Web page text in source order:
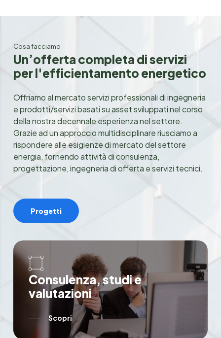
Cosa facciamo
Un’offerta completadiservizi
perl'efficientamento energetico
Offriamo al mercato servizi professionali di ingegneria
e prodotti/servizi basati su asset sviluppati nel corso
della nostra decennale esperienza nel settore.
Grazie ad un approccio multidisciplinare riusciamo a
rispondere alle esigienze di mercato del settore
energia, fornendo attività di consulenza,
progettazione, ingegneria di offerta e servizi tecnici.
Progetti
Consulenza,studie
valutazioni
Scopri